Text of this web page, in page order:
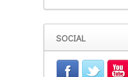
SOCIAL